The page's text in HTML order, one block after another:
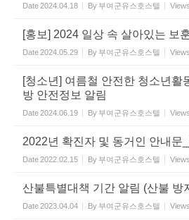
Date2024.04.18 By 부여군유스호스텔 Views
[홍보] 2024 일상 속 살아있는 보
Date2024.05.29 By 부여군유스호스텔 Views
[청소년] 여름철 안전한 청소년활
방 안전정보 알림
Date2024.06.19 By 부여군유스호스텔 Views
2022년 확진자 및 동거인 안내문
Date2022.02.15 By 부여군유스호스텔 Views
산불특별대책 기간 알림 (산불 방
Date2023.04.04 By 부여군유스호스텔 Views